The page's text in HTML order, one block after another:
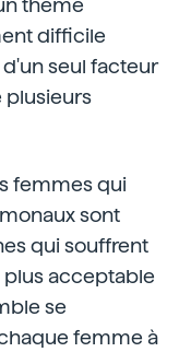
thème
difficile
seul facteur
plusieurs
femmes qui
sont
qui souffrent
plus acceptable
se
femme à